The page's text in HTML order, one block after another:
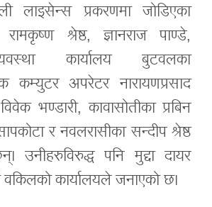
लाइसेन्स प्रकरणमा जोडिएका
श्रेष्ठ, ज्ञानराज पाण्डे,
कार्यालय बुटवलका
कम्युटर अपरेटर नारायणप्रसाद
भण्डारी, कावासोतीका प्रबिन
र नवलरासीका सन्दीप श्रेष्ठ
उनीहरुविरुद्ध पनि मुद्दा दायर
वकिलको कार्यालयले जनाएको छ।